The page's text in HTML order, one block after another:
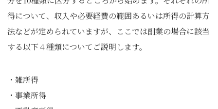
得について、収入や必要経費の範囲あるいは所得の計算方
法などが定められていますが、ここでは副業の場合に該当
する以下４種類についてご説明します。
・雑所得
・事業所得